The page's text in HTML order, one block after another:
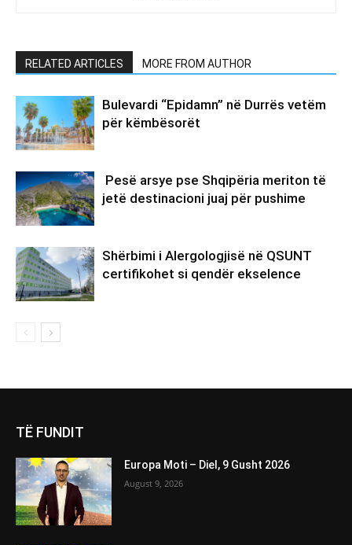
RELATED ARTICLES MORE FROM AUTHOR
Bulevardi “Epidamn” në Durrës vetëm
për këmbësorët
Pesë arsye pse Shqipëria meriton të
jetë destinacioni juaj për pushime
Shërbimi i Alergologjisë në QSUNT
certifikohet si qendër ekselence
TË FUNDIT
Europa Moti – Diel, 9 Gusht 2026
August 9, 2026